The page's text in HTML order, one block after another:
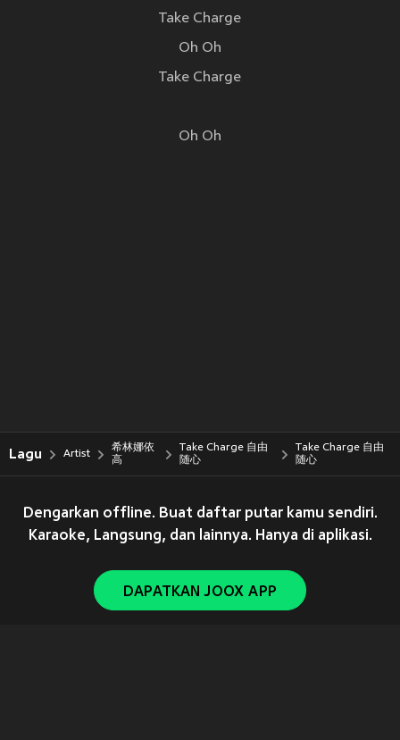
Take Charge
Oh Oh
Take Charge
Oh Oh
Lagu Artist
希林娜依
高
Take Charge 自由
随心
Take Charge 自由
随心
Dengarkan offline. Buat daftar putar kamu sendiri.
Karaoke, Langsung, dan lainnya. Hanya di aplikasi.
DAPATKAN JOOX APP